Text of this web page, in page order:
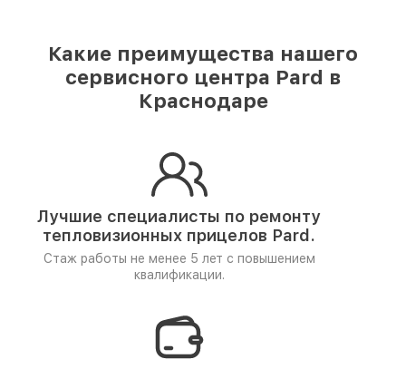
Какие преимущества нашего
сервисного центра Pard в
Краснодаре
Лучшие специалисты по ремонту
тепловизионных прицелов Pard.
Стаж работы не менее 5 лет с повышением
квалификации.